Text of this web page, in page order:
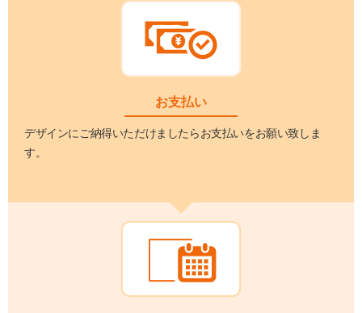
お支払い
デザインにご納得いただけましたらお支払いをお願い致しま
す。